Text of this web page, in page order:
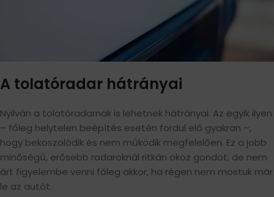
A tolatóradar hátrányai
Nyilván a tolatóradarnak is lehetnek hátrányai. Az egyik ilyen
– főleg helytelen beépítés esetén fordul elő gyakran –,
hogy bekoszolódik és nem működik megfelelően. Ez a jobb
minőségű, erősebb radaroknál ritkán okoz gondot, de nem
árt figyelembe venni főleg akkor, ha régen nem mostuk már
le az autót.